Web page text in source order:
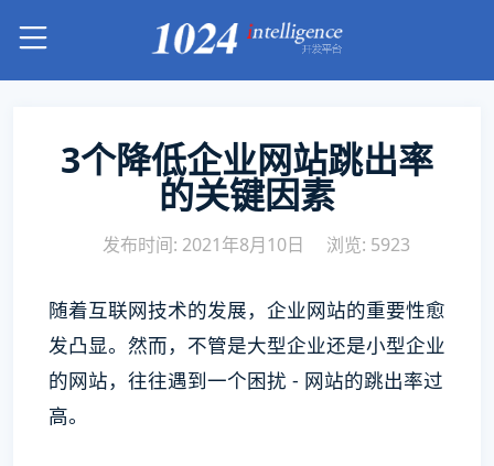
3个降低企业网站跳出率
的关键因素
发布时间: 2021年8月10日 浏览: 5923
随着互联网技术的发展，企业网站的重要性愈
发凸显。然而，不管是大型企业还是小型企业
的网站，往往遇到一个困扰 - 网站的跳出率过
高。